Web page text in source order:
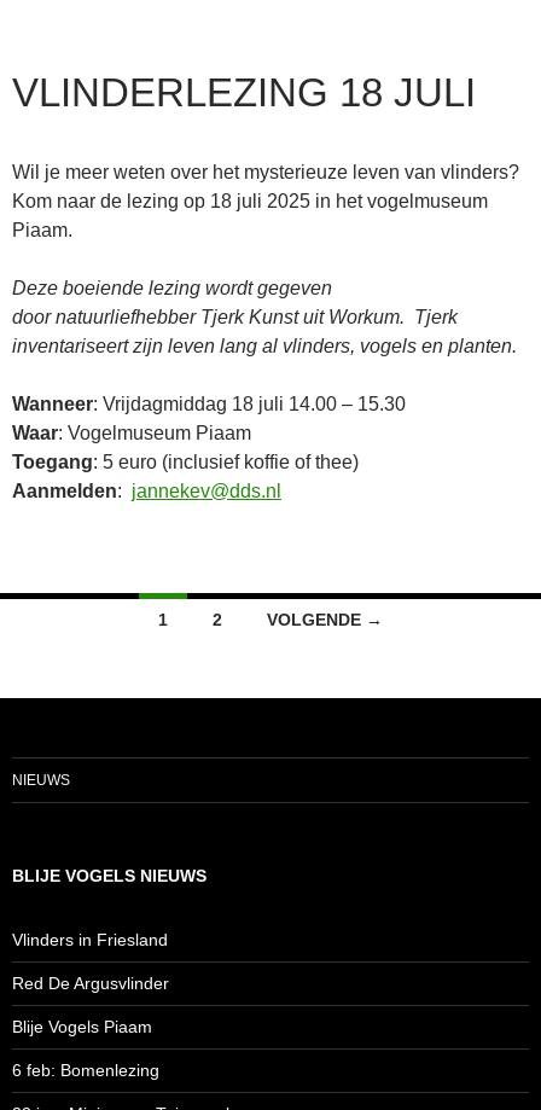
VLINDERLEZING 18 JULI
Wil je meer weten over het mysterieuze leven van vlinders?
Kom naar de lezing op 18 juli 2025 in het vogelmuseum
Piaam.
Deze boeiende lezing wordt gegeven
door natuurliefhebber Tjerk Kunst uit Workum. Tjerk
inventariseert zijn leven lang al vlinders, vogels en planten.
Wanneer: Vrijdagmiddag 18 juli 14.00 – 15.30
Waar: Vogelmuseum Piaam
Toegang: 5 euro (inclusief koffie of thee)
Aanmelden: jannekev@dds.nl
1 2 VOLGENDE →
NIEUWS
BLIJE VOGELS NIEUWS
Vlinders in Friesland
Red De Argusvlinder
Blije Vogels Piaam
6 feb: Bomenlezing